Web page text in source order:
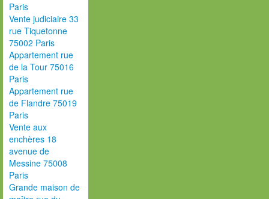
Paris
Vente judiciaire 33
rue Tiquetonne
75002 Paris
Appartement rue
de la Tour 75016
Paris
Appartement rue
de Flandre 75019
Paris
Vente aux
enchères 18
avenue de
Messine 75008
Paris
Grande maison de